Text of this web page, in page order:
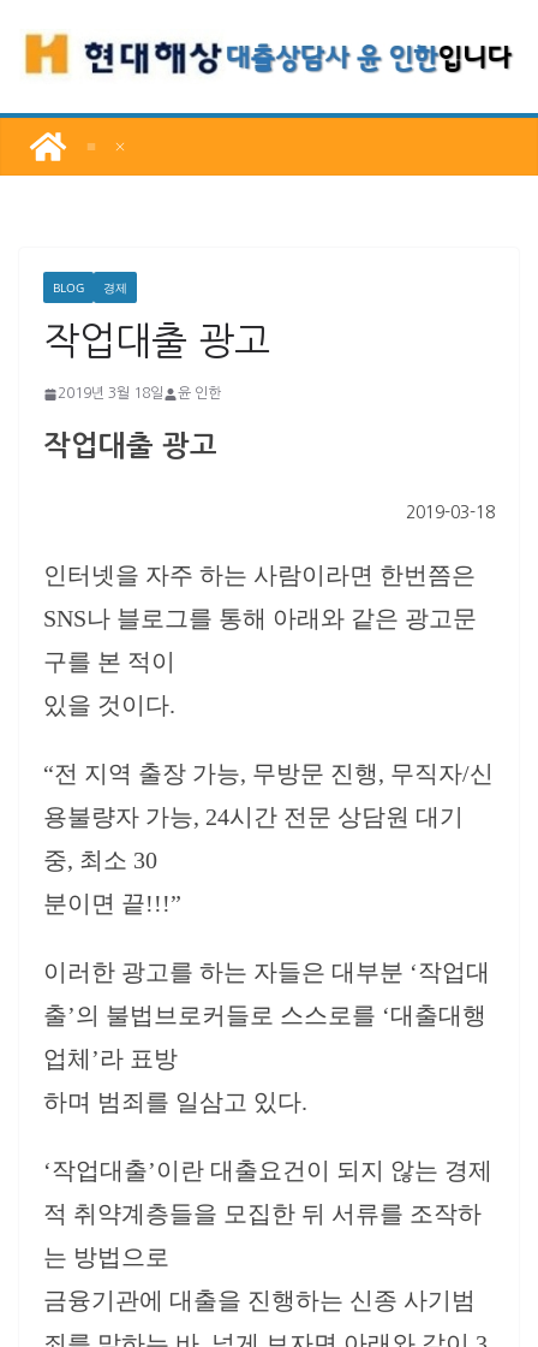
로
너
BLOG 경제
작업대출 광고
2019년 3월 18일 윤 인한
작업대출 광고
2019-03-18
인터넷을 자주 하는 사람이라면 한번쯤은
SNS나 블로그를 통해 아래와 같은 광고문
구를 본 적이
있을 것이다.
“전 지역 출장 가능, 무방문 진행, 무직자/신
용불량자 가능, 24시간 전문 상담원 대기
중, 최소 30
분이면 끝!!!”
이러한 광고를 하는 자들은 대부분 ‘작업대
출’의 불법브로커들로 스스로를 ‘대출대행
업체’라 표방
하며 범죄를 일삼고 있다.
‘작업대출’이란 대출요건이 되지 않는 경제
적 취약계층들을 모집한 뒤 서류를 조작하
는 방법으로
금융기관에 대출을 진행하는 신종 사기범